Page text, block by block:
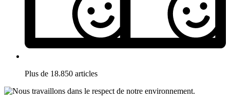
Plus de 18.850 articles